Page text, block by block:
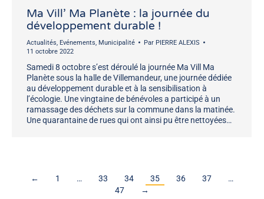
Ma Vill’ Ma Planète : la journée du
développement durable !
Actualités Evénements Municipalité Par PIERRE ALEXIS
11 octobre 2022
Samedi 8 octobre s’est déroulé la journée Ma Vill Ma
Planète sous la halle de Villemandeur, une journée dédiée
au développement durable et à la sensibilisation à
l’écologie. Une vingtaine de bénévoles a participé à un
ramassage des déchets sur la commune dans la matinée.
Une quarantaine de rues qui ont ainsi pu être nettoyées…
← 1 … 33 34 35 36 37
…
47
→